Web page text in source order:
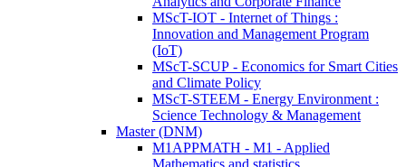
MScT-IOT - Internet of Things :
Innovation and Management Program
(IoT)
MScT-SCUP - Economics for Smart Cities
and Climate Policy
MScT-STEEM - Energy Environment :
Science Technology & Management
Master (DNM)
M1APPMATH - M1 - Applied
Mathematics and statistics